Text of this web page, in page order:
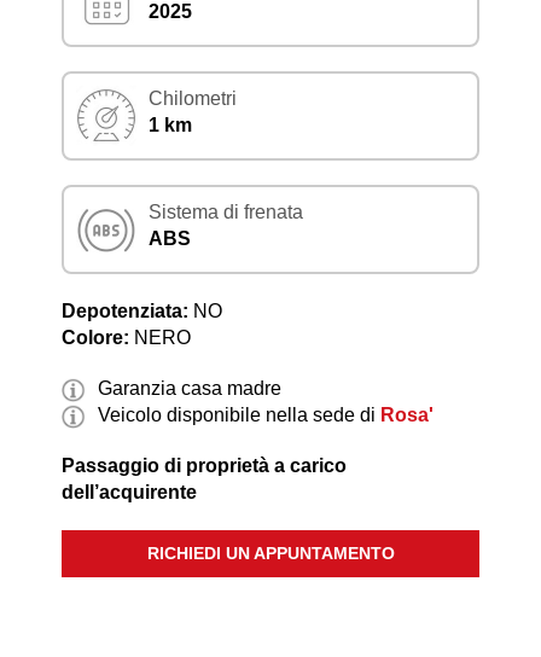
2025
Chilometri
1 km
Sistema di frenata
ABS
Depotenziata: NO
Colore: NERO
Garanzia casa madre
Veicolo disponibile nella sede di Rosa'
Passaggio di proprietà a carico
dell’acquirente
RICHIEDI UN APPUNTAMENTO